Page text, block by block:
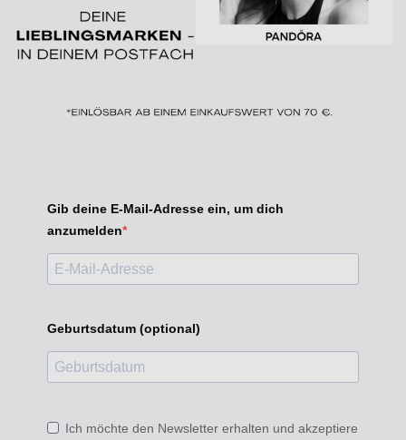
Gib deine E-Mail-Adresse ein, um dich
anzumelden
Geburtsdatum (optional)
Ich möchte den Newsletter erhalten und akzeptiere